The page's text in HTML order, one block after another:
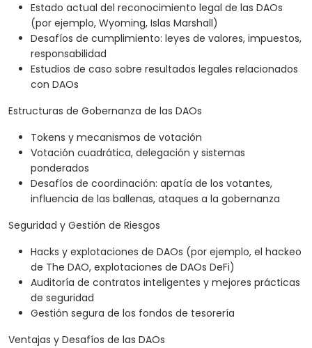
Estado actual del reconocimiento legal de las DAOs
(por ejemplo, Wyoming, Islas Marshall)
Desafíos de cumplimiento: leyes de valores, impuestos,
responsabilidad
Estudios de caso sobre resultados legales relacionados
con DAOs
Estructuras de Gobernanza de las DAOs
Tokens y mecanismos de votación
Votación cuadrática, delegación y sistemas
ponderados
Desafíos de coordinación: apatía de los votantes,
influencia de las ballenas, ataques a la gobernanza
Seguridad y Gestión de Riesgos
Hacks y explotaciones de DAOs (por ejemplo, el hackeo
de The DAO, explotaciones de DAOs DeFi)
Auditoría de contratos inteligentes y mejores prácticas
de seguridad
Gestión segura de los fondos de tesorería
Ventajas y Desafíos de las DAOs